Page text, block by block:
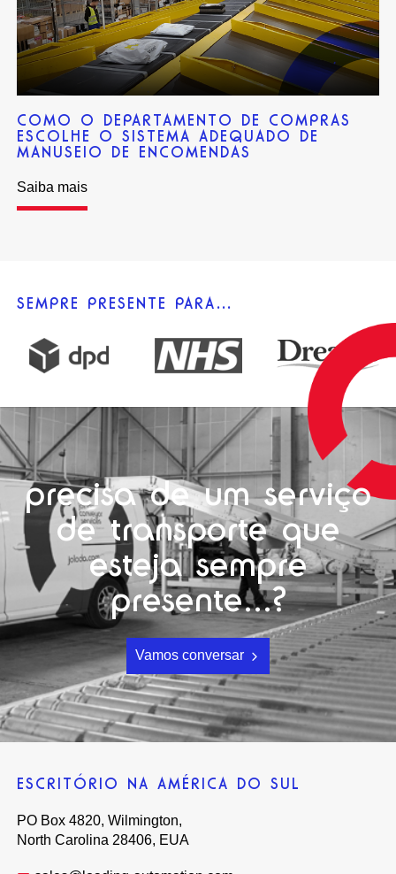
COMO O DEPARTAMENTO DE COMPRAS
ESCOLHE O SISTEMA ADEQUADO DE
MANUSEIO DE ENCOMENDAS
Saiba mais
SEMPRE PRESENTE PARA...
precisa de um serviço
de transporte que
esteja sempre
presente...?
Vamos conversar
ESCRITÓRIO NA AMÉRICA DO SUL
PO Box 4820, Wilmington,
North Carolina 28406, EUA